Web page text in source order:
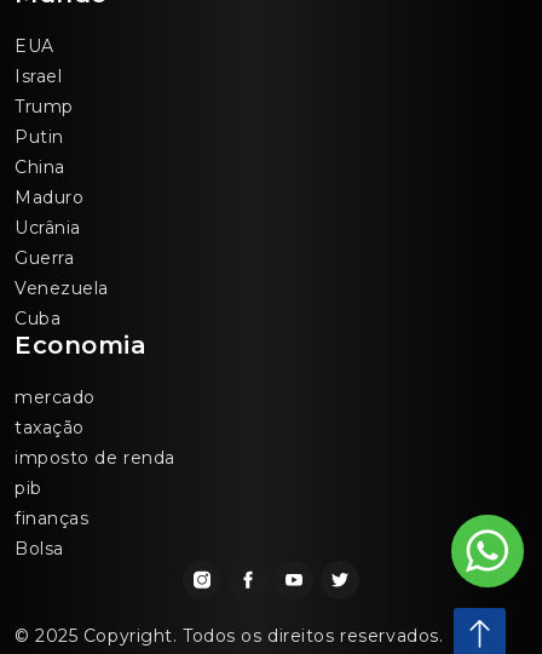
EUA
Israel
Trump
Putin
China
Maduro
Ucrânia
Guerra
Venezuela
Cuba
Economia
mercado
taxação
imposto de renda
pib
finanças
Bolsa
© 2025 Copyright. Todos os direitos reservados.